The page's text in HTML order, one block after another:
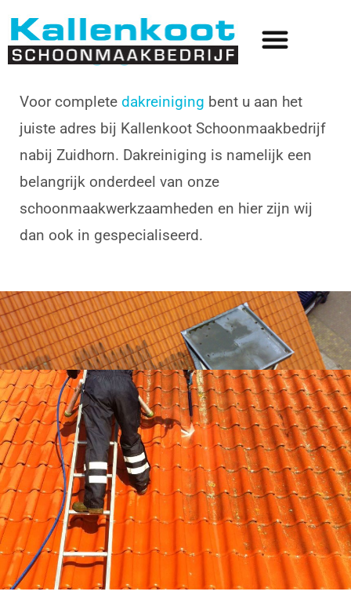
Dakreiniging Zuidhorn
Voor complete dakreiniging bent u aan het
juiste adres bij Kallenkoot Schoonmaakbedrijf
nabij Zuidhorn. Dakreiniging is namelijk een
belangrijk onderdeel van onze
schoonmaakwerkzaamheden en hier zijn wij
dan ook in gespecialiseerd.